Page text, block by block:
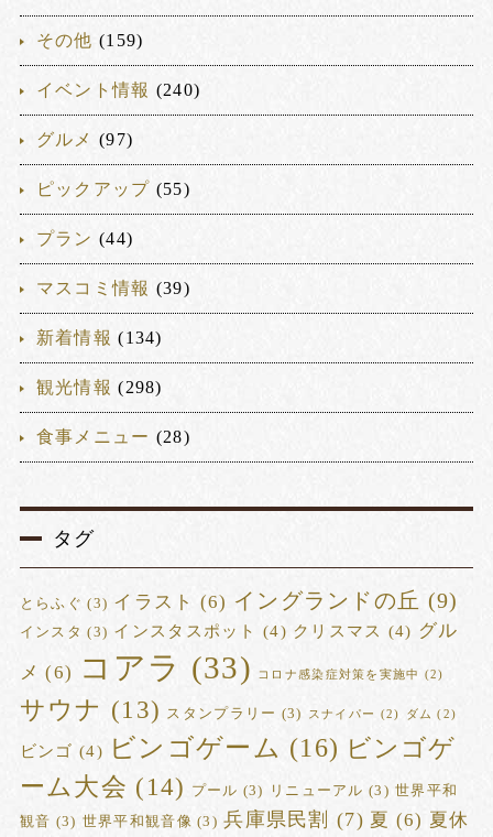
その他 (159)
イベント情報 (240)
グルメ (97)
ピックアップ (55)
プラン (44)
マスコミ情報 (39)
新着情報 (134)
観光情報 (298)
食事メニュー (28)
タグ
とらふぐ (3) イラスト (6) イングランドの丘 (9)
インスタ (3) インスタスポット (4) クリスマス (4) グル
メ (6) コアラ (33) コロナ感染症対策を実施中 (2)
サウナ (13) スタンプラリー (3) スナイパー (2) ダム (2)
ビンゴ (4) ビンゴゲーム (16) ビンゴゲ
ーム大会 (14) プール (3) リニューアル (3) 世界平和
観音 (3) 世界平和観音像 (3) 兵庫県民割 (7) 夏 (6) 夏休